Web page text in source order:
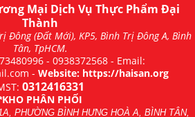
Mại Dịch Vụ Thực Phẩm Đại
Thành
Đông (Đất Mới), KP5, Bình Trị Đông A, Bình
Tân, TpHCM.
- 0938372568 - Email:
- Website: https://haisan.org
0312416331
KHO PHÂN PHỐI
PHƯỜNG BÌNH HƯNG HOÀ A, BÌNH TÂN,